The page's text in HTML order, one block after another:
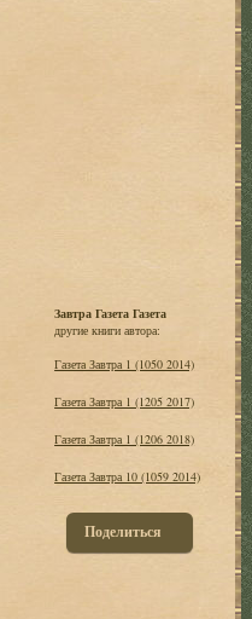
Завтра Газета Газета
другие книги автора:
Газета Завтра 1 (1050 2014)
Газета Завтра 1 (1205 2017)
Газета Завтра 1 (1206 2018)
Газета Завтра 10 (1059 2014)
Поделиться